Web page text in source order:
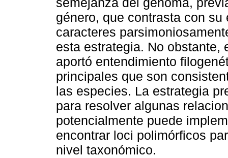
género, que contrasta con
caracteres
esta estrategia. No obstante,
aportó entendimiento
principales que son
las especies. La estrategia
para resolver algunas
potencialmente puede
encontrar loci polimórficos
nivel taxonómico.